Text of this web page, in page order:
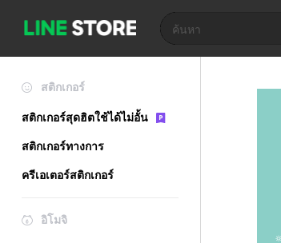
สติกเกอร์
สติกเกอร์สุดฮิตใช้ได้ไม่อั้น
สติกเกอร์ทางการ
ครีเอเตอร์สติกเกอร์
อิโมจิ